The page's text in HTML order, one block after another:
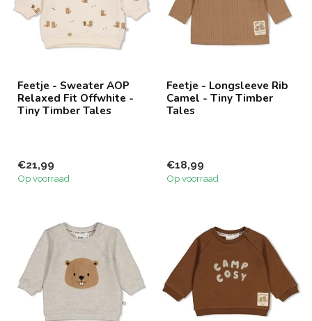
Feetje - Sweater AOP
Relaxed Fit Offwhite -
Tiny Timber Tales
€21,99
Op voorraad
Feetje - Longsleeve Rib
Camel - Tiny Timber
Tales
€18,99
Op voorraad